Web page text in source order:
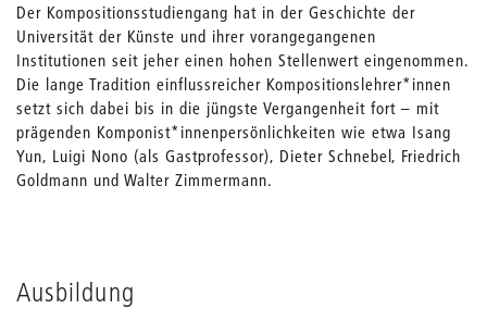
Der Kompositionsstudiengang hat in der Geschichte der
Universität der Künste und ihrer vorangegangenen
Institutionen seit jeher einen hohen Stellenwert eingenommen.
Die lange Tradition einflussreicher Kompositionslehrer*innen
setzt sich dabei bis in die jüngste Vergangenheit fort – mit
prägenden Komponist*innenpersönlichkeiten wie etwa Isang
Yun, Luigi Nono (als Gastprofessor), Dieter Schnebel, Friedrich
Goldmann und Walter Zimmermann.
Ausbildung